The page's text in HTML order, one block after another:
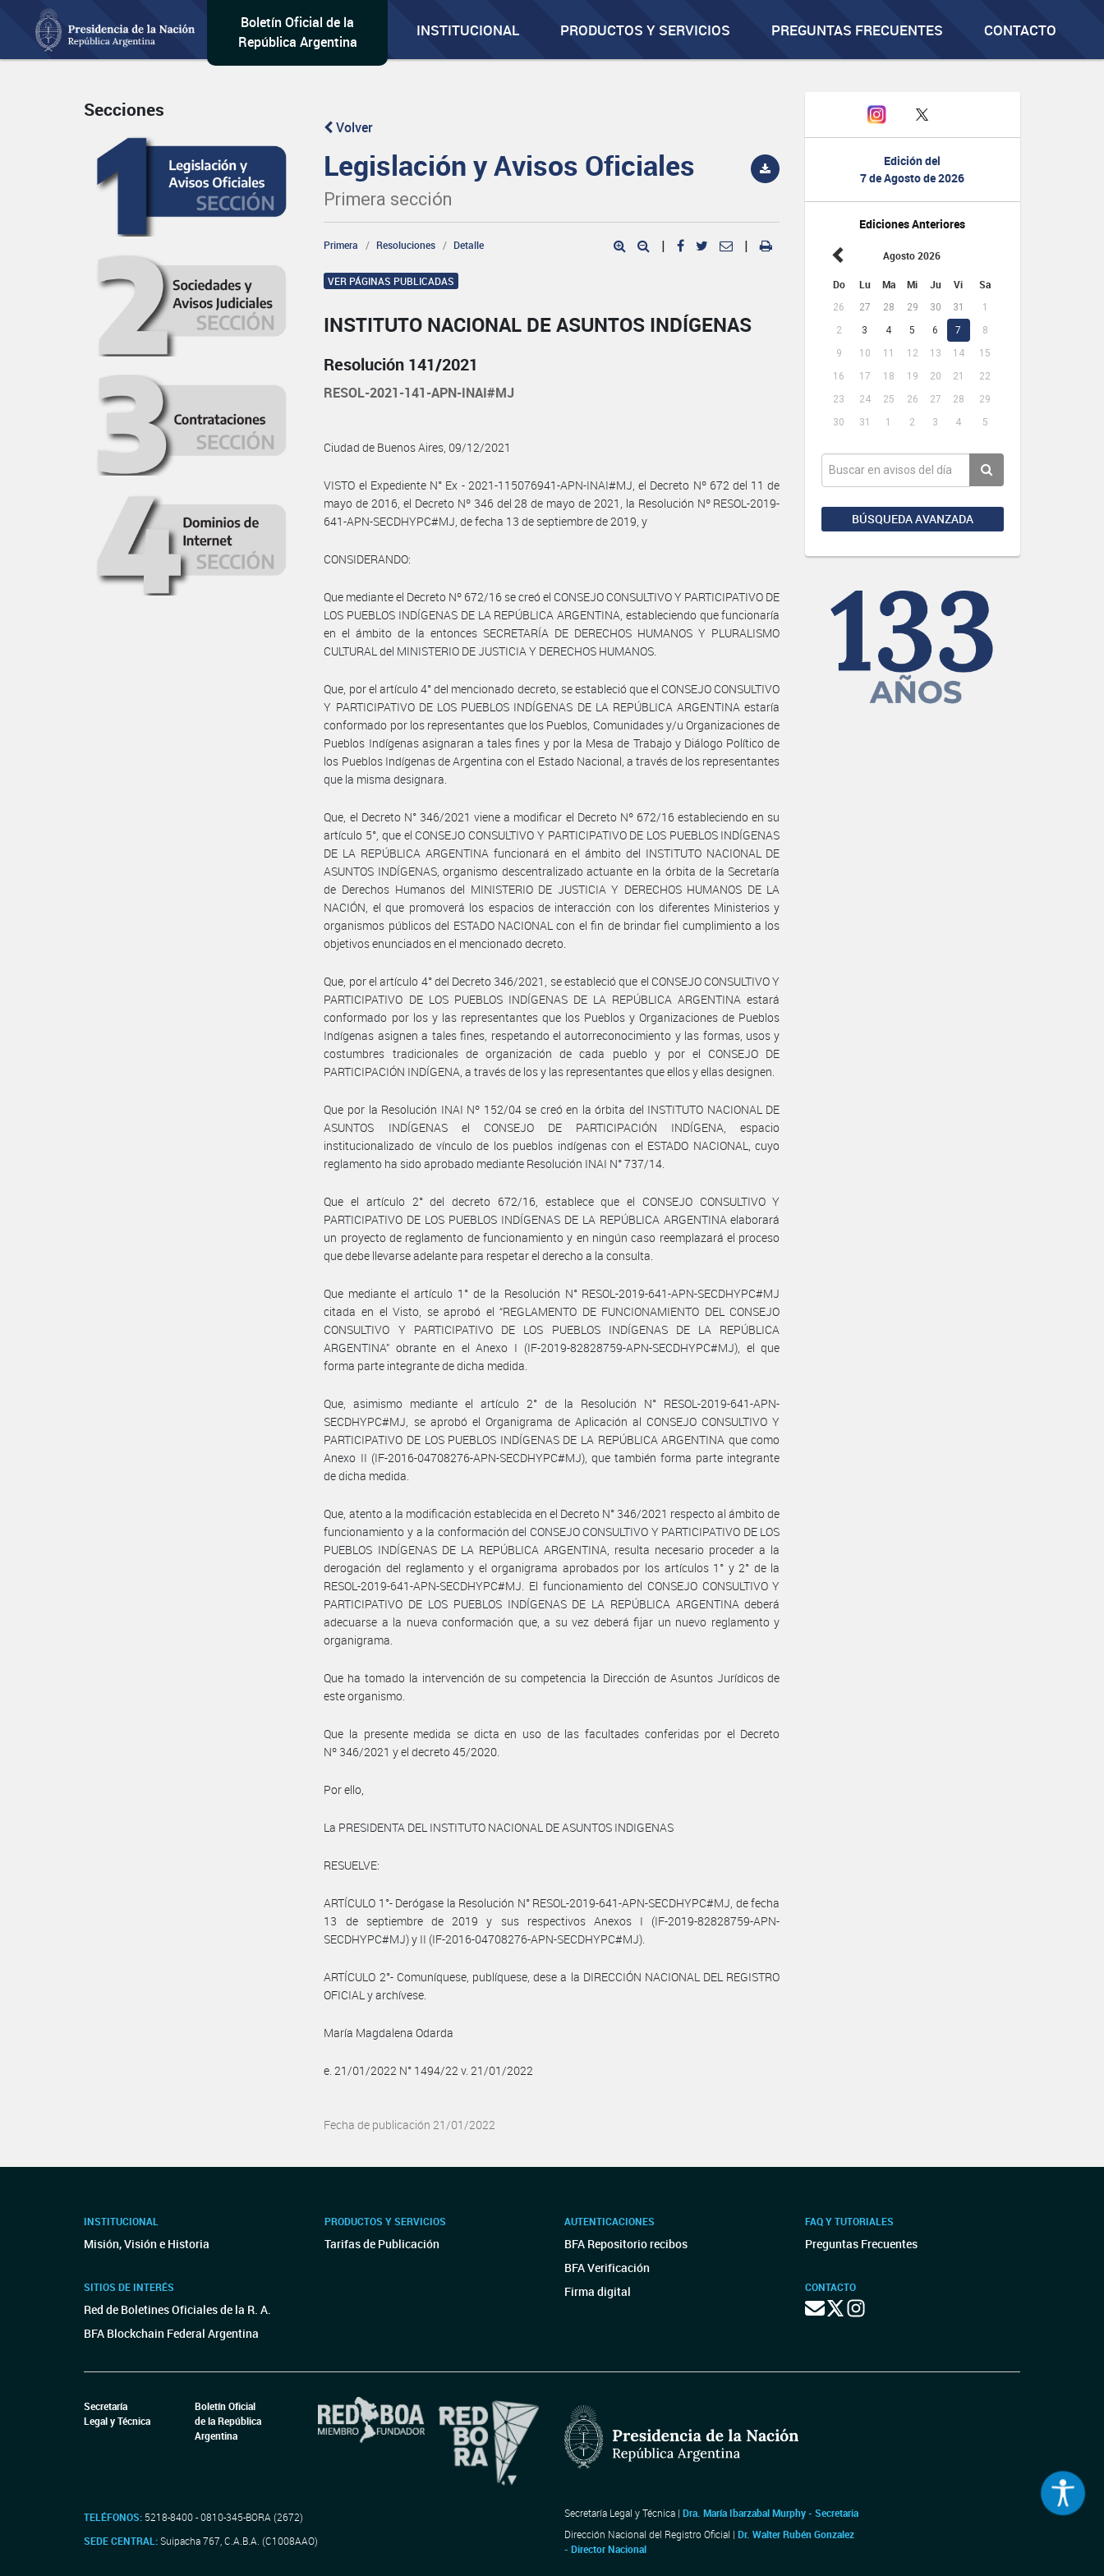
Boletín Oficial de la
República Argentina
INSTITUCIONAL PRODUCTOS Y SERVICIOS PREGUNTAS FRECUENTES CONTACTO
Edición del
7 de Agosto de 2026
Ediciones Anteriores
Agosto 2026
Do Lu Ma Mi Ju Vi Sa
26 27 28 29 30 31
1
2
3 4 5 6 7
8
9
10 11 12 13 14
15
16
17 18 19 20 21
22
23
24 25 26 27 28
29
30
31 1 2 3 4 5
BÚSQUEDA AVANZADA
Secciones
Volver
Legislación y Avisos Oficiales
Primera sección
Primera Resoluciones Detalle | |
VER PÁGINAS PUBLICADAS
INSTITUTO NACIONAL DE ASUNTOS INDÍGENAS
Resolución 141/2021
RESOL-2021-141-APN-INAI#MJ
Ciudad de Buenos Aires, 09/12/2021
VISTO el Expediente N° Ex - 2021-115076941-APN-INAI#MJ, el Decreto Nº 672 del 11 de
mayo de 2016, el Decreto Nº 346 del 28 de mayo de 2021, la Resolución Nº RESOL-2019-
641-APN-SECDHYPC#MJ, de fecha 13 de septiembre de 2019, y
CONSIDERANDO:
Que mediante el Decreto Nº 672/16 se creó el CONSEJO CONSULTIVO Y PARTICIPATIVO DE
LOS PUEBLOS INDÍGENAS DE LA REPÚBLICA ARGENTINA, estableciendo que funcionaría
en el ámbito de la entonces SECRETARÍA DE DERECHOS HUMANOS Y PLURALISMO
CULTURAL del MINISTERIO DE JUSTICIA Y DERECHOS HUMANOS.
Que, por el artículo 4° del mencionado decreto, se estableció que el CONSEJO CONSULTIVO
Y PARTICIPATIVO DE LOS PUEBLOS INDÍGENAS DE LA REPÚBLICA ARGENTINA estaría
conformado por los representantes que los Pueblos, Comunidades y/u Organizaciones de
Pueblos Indígenas asignaran a tales fines y por la Mesa de Trabajo y Diálogo Político de
los Pueblos Indígenas de Argentina con el Estado Nacional, a través de los representantes
que la misma designara.
Que, el Decreto N° 346/2021 viene a modificar el Decreto Nº 672/16 estableciendo en su
artículo 5°, que el CONSEJO CONSULTIVO Y PARTICIPATIVO DE LOS PUEBLOS INDÍGENAS
DE LA REPÚBLICA ARGENTINA funcionará en el ámbito del INSTITUTO NACIONAL DE
ASUNTOS INDÍGENAS, organismo descentralizado actuante en la órbita de la Secretaría
de Derechos Humanos del MINISTERIO DE JUSTICIA Y DERECHOS HUMANOS DE LA
NACIÓN, el que promoverá los espacios de interacción con los diferentes Ministerios y
organismos públicos del ESTADO NACIONAL con el fin de brindar fiel cumplimiento a los
objetivos enunciados en el mencionado decreto.
Que, por el artículo 4° del Decreto 346/2021, se estableció que el CONSEJO CONSULTIVO Y
PARTICIPATIVO DE LOS PUEBLOS INDÍGENAS DE LA REPÚBLICA ARGENTINA estará
conformado por los y las representantes que los Pueblos y Organizaciones de Pueblos
Indígenas asignen a tales fines, respetando el autorreconocimiento y las formas, usos y
costumbres tradicionales de organización de cada pueblo y por el CONSEJO DE
PARTICIPACIÓN INDÍGENA, a través de los y las representantes que ellos y ellas designen.
Que por la Resolución INAI Nº 152/04 se creó en la órbita del INSTITUTO NACIONAL DE
ASUNTOS INDÍGENAS el CONSEJO DE PARTICIPACIÓN INDÍGENA, espacio
institucionalizado de vínculo de los pueblos indígenas con el ESTADO NACIONAL, cuyo
reglamento ha sido aprobado mediante Resolución INAI N° 737/14.
Que el artículo 2° del decreto 672/16, establece que el CONSEJO CONSULTIVO Y
PARTICIPATIVO DE LOS PUEBLOS INDÍGENAS DE LA REPÚBLICA ARGENTINA elaborará
un proyecto de reglamento de funcionamiento y en ningún caso reemplazará el proceso
que debe llevarse adelante para respetar el derecho a la consulta.
Que mediante el artículo 1° de la Resolución N° RESOL-2019-641-APN-SECDHYPC#MJ
citada en el Visto, se aprobó el “REGLAMENTO DE FUNCIONAMIENTO DEL CONSEJO
CONSULTIVO Y PARTICIPATIVO DE LOS PUEBLOS INDÍGENAS DE LA REPÚBLICA
ARGENTINA” obrante en el Anexo I (IF-2019-82828759-APN-SECDHYPC#MJ), el que
forma parte integrante de dicha medida.
Que, asimismo mediante el artículo 2° de la Resolución N° RESOL-2019-641-APN-
SECDHYPC#MJ, se aprobó el Organigrama de Aplicación al CONSEJO CONSULTIVO Y
PARTICIPATIVO DE LOS PUEBLOS INDÍGENAS DE LA REPÚBLICA ARGENTINA que como
Anexo II (IF-2016-04708276-APN-SECDHYPC#MJ), que también forma parte integrante
de dicha medida.
Que, atento a la modificación establecida en el Decreto N° 346/2021 respecto al ámbito de
funcionamiento y a la conformación del CONSEJO CONSULTIVO Y PARTICIPATIVO DE LOS
PUEBLOS INDÍGENAS DE LA REPÚBLICA ARGENTINA, resulta necesario proceder a la
derogación del reglamento y el organigrama aprobados por los artículos 1° y 2° de la
RESOL-2019-641-APN-SECDHYPC#MJ. El funcionamiento del CONSEJO CONSULTIVO Y
PARTICIPATIVO DE LOS PUEBLOS INDÍGENAS DE LA REPÚBLICA ARGENTINA deberá
adecuarse a la nueva conformación que, a su vez deberá fijar un nuevo reglamento y
organigrama.
Que ha tomado la intervención de su competencia la Dirección de Asuntos Jurídicos de
este organismo.
Que la presente medida se dicta en uso de las facultades conferidas por el Decreto
Nº 346/2021 y el decreto 45/2020.
Por ello,
La PRESIDENTA DEL INSTITUTO NACIONAL DE ASUNTOS INDIGENAS
RESUELVE:
ARTÍCULO 1°- Derógase la Resolución N° RESOL-2019-641-APN-SECDHYPC#MJ, de fecha
13 de septiembre de 2019 y sus respectivos Anexos I (IF-2019-82828759-APN-
SECDHYPC#MJ) y II (IF-2016-04708276-APN-SECDHYPC#MJ).
ARTÍCULO 2°- Comuníquese, publíquese, dese a la DIRECCIÓN NACIONAL DEL REGISTRO
OFICIAL y archívese.
María Magdalena Odarda
e. 21/01/2022 N° 1494/22 v. 21/01/2022
Fecha de publicación 21/01/2022
INSTITUCIONAL
Misión, Visión e Historia
SITIOS DE INTERÉS
Red de Boletines Oficiales de la R. A.
BFA Blockchain Federal Argentina
PRODUCTOS Y SERVICIOS
Tarifas de Publicación
AUTENTICACIONES
BFA Repositorio recibos
BFA Verificación
Firma digital
FAQ Y TUTORIALES
Preguntas Frecuentes
CONTACTO
Secretaría
Legal y Técnica
Boletín Oficial
de la República
Argentina
TELÉFONOS: 5218-8400 - 0810-345-BORA (2672)
SEDE CENTRAL:Suipacha 767, C.A.B.A. (C1008AAO)
Secretaría Legal y Técnica | Dra. María Ibarzabal Murphy - Secretaria
Dirección Nacional del Registro Oficial | Dr. Walter Rubén Gonzalez
- Director Nacional